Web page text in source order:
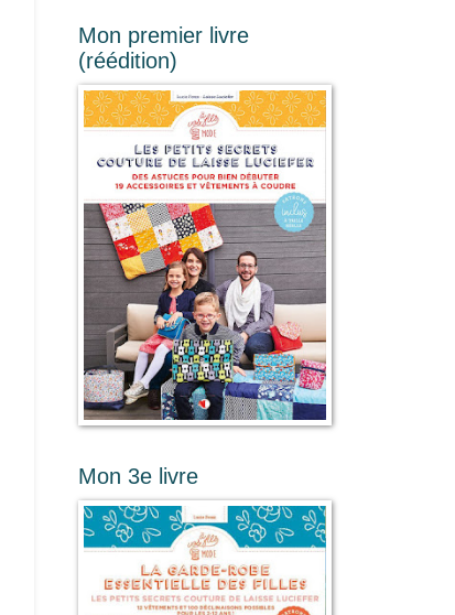
Mon premier livre
(réédition)
Mon 3e livre